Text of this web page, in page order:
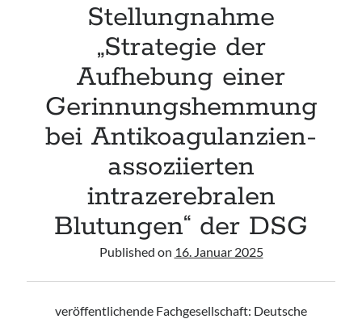
Stellungnahme
„Strategie der
Aufhebung einer
Gerinnungshemmung
bei Antikoagulanzien-
assoziierten
intrazerebralen
Blutungen“ der DSG
Published on 16. Januar 2025
veröffentlichende Fachgesellschaft: Deutsche